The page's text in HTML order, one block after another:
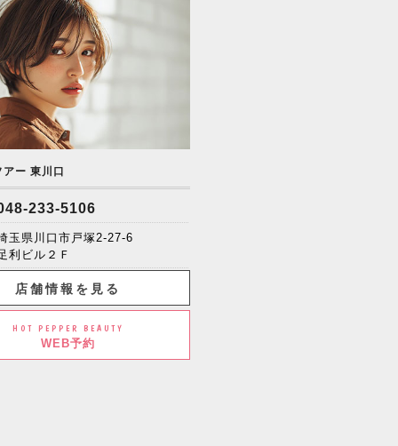
アー 東川口
233-5106
玉県川口市戸塚2-27-6
利ビル２Ｆ
店舗情報を見る
HOT PEPPER BEAUTY
WEB予約